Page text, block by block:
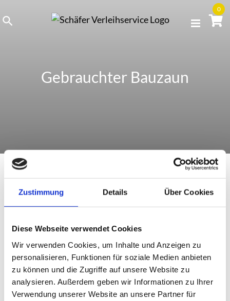
Zustimmung Details Über Cookies
Diese Webseite verwendet Cookies
Wir verwenden Cookies, um Inhalte und Anzeigen zu
personalisieren, Funktionen für soziale Medien anbieten
zu können und die Zugriffe auf unsere Website zu
analysieren. Außerdem geben wir Informationen zu Ihrer
Verwendung unserer Website an unsere Partner für
to
Gebrauchter Bauzaun
0
Gebrauchter Bauzaun